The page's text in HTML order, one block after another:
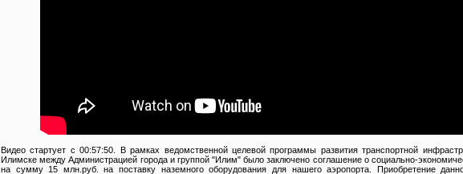
Видео стартует с 00:57:50. В рамках ведомственной целевой программы развития транспортной
Илимске между Администрацией города и группой "Илим" было заключено соглашение о социально-
на сумму 15 млн.руб. на поставку наземного оборудования для нашего аэропорта. Приобретение